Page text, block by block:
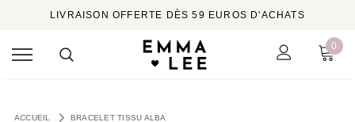
LIVRAISON OFFERTE DÈS 59 EUROS D'ACHATS
0
ACCUEIL BRACELET TISSU ALBA